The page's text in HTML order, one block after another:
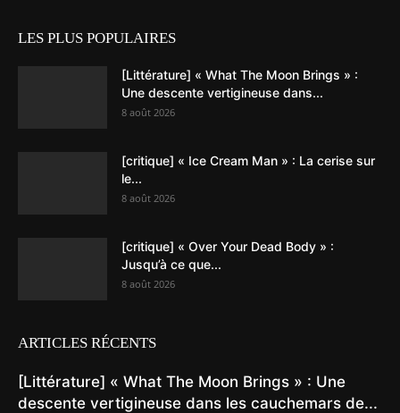
LES PLUS POPULAIRES
[Littérature] « What The Moon Brings » :
Une descente vertigineuse dans...
8 août 2026
[critique] « Ice Cream Man » : La cerise sur
le...
8 août 2026
[critique] « Over Your Dead Body » :
Jusqu’à ce que...
8 août 2026
ARTICLES RÉCENTS
[Littérature] « What The Moon Brings » : Une
descente vertigineuse dans les cauchemars de...